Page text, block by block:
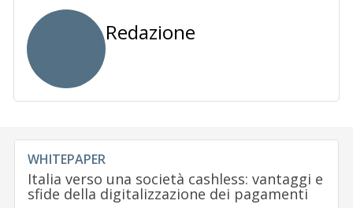
Redazione
WHITEPAPER
Italia verso una società cashless: vantaggi e
sfide della digitalizzazione dei pagamenti